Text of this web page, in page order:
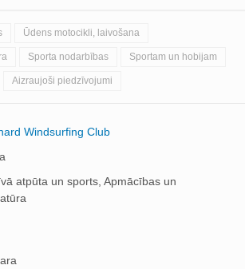
Ūdens motocikli, laivošana
Sporta nodarbības Sportam un hobijam
Aizraujoši piedzīvojumi
Windsurfing Club
atpūta un sports, Apmācības un